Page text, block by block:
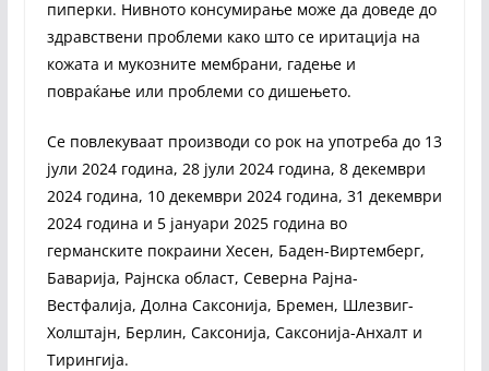
пиперки. Нивното консумирање може да доведе до
здравствени проблеми како што се иритација на
кожата и мукозните мембрани, гадење и
повраќање или проблеми со дишењето.
Се повлекуваат производи со рок на употреба до 13
јули 2024 година, 28 јули 2024 година, 8 декември
2024 година, 10 декември 2024 година, 31 декември
2024 година и 5 јануари 2025 година во
германските покраини Хесен, Баден-Виртемберг,
Баварија, Рајнска област, Северна Рајна-
Вестфалија, Долна Саксонија, Бремен, Шлезвиг-
Холштајн, Берлин, Саксонија, Саксонија-Анхалт и
Тирингија.